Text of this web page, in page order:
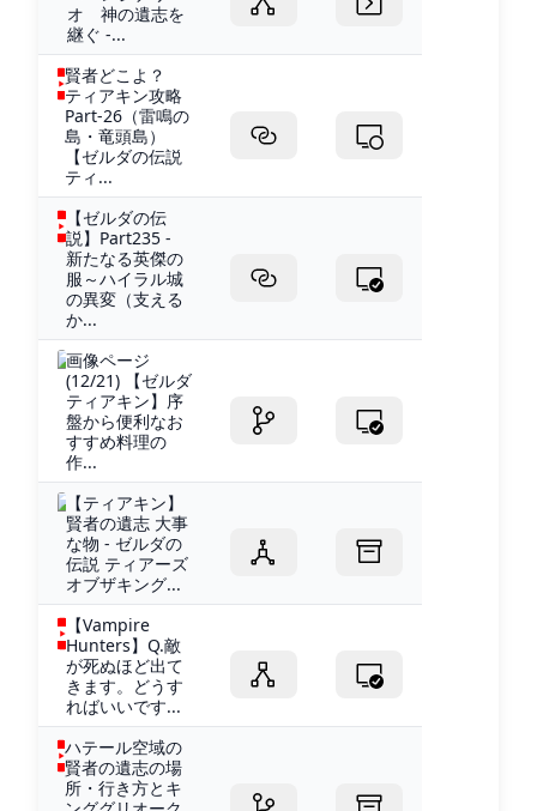
オ 神の遺志を
継ぐ -...
賢者どこよ？
ティアキン攻略
Part‐26（雷鳴の
島・竜頭島）
【ゼルダの伝説
ティ...
【ゼルダの伝
説】Part235 -
新たなる英傑の
服～ハイラル城
の異変（支える
か...
画像ページ
(12/21) 【ゼルダ
ティアキン】序
盤から便利なお
すすめ料理の
作...
【ティアキン】
賢者の遺志 大事
な物 - ゼルダの
伝説 ティアーズ
オブザキング...
【Vampire
Hunters】Q.敵
が死ぬほど出て
きます。どうす
ればいいです...
ハテール空域の
賢者の遺志の場
所・行き方とキ